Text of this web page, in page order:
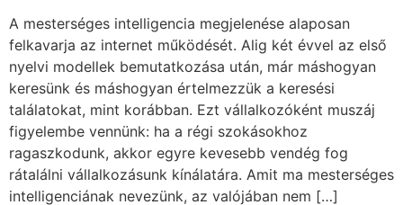
A mesterséges intelligencia megjelenése alaposan
felkavarja az internet működését. Alig két évvel az első
nyelvi modellek bemutatkozása után, már máshogyan
keresünk és máshogyan értelmezzük a keresési
találatokat, mint korábban. Ezt vállalkozóként muszáj
figyelembe vennünk: ha a régi szokásokhoz
ragaszkodunk, akkor egyre kevesebb vendég fog
rátalálni vállalkozásunk kínálatára. Amit ma mesterséges
intelligenciának nevezünk, az valójában nem […]